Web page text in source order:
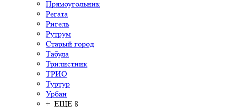
Прямоугольник
Регата
Ригель
Рутрум
Старый город
Табула
Трилистник
ТРИО
Туртур
Урбан
+ ЕЩЕ 8